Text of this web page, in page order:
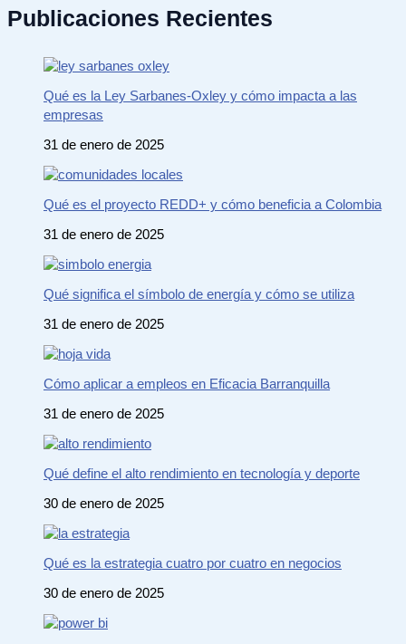
Publicaciones Recientes
Qué es la Ley Sarbanes-Oxley y cómo impacta a las
empresas
31 de enero de 2025
Qué es el proyecto REDD+ y cómo beneficia a Colombia
31 de enero de 2025
Qué significa el símbolo de energía y cómo se utiliza
31 de enero de 2025
Cómo aplicar a empleos en Eficacia Barranquilla
31 de enero de 2025
Qué define el alto rendimiento en tecnología y deporte
30 de enero de 2025
Qué es la estrategia cuatro por cuatro en negocios
30 de enero de 2025